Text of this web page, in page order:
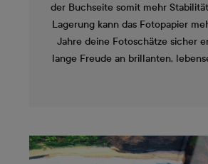
der Buchseite somit mehr
Lagerung kann das Fotopapier
Jahre deine Fotoschätze sicher
lange Freude an brillanten,